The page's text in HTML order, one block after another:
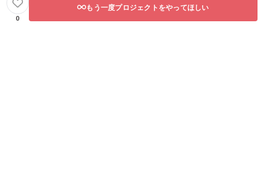
0
もう一度プロジェクトをやってほしい